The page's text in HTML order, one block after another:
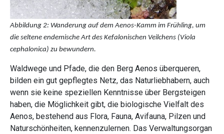
Abbildung 2: Wanderung auf dem Aenos-Kamm im Frühling, um
die seltene endemische Art des Kefalonischen Veilchens (Viola
cephalonica) zu bewundern.
Waldwege und Pfade, die den Berg Aenos überqueren,
bilden ein gut gepflegtes Netz, das Naturliebhabern, auch
wenn sie keine speziellen Kenntnisse über Bergsteigen
haben, die Möglichkeit gibt, die biologische Vielfalt des
Aenos, bestehend aus Flora, Fauna, Avifauna, Pilzen und
Naturschönheiten, kennenzulernen. Das Verwaltungsorgan